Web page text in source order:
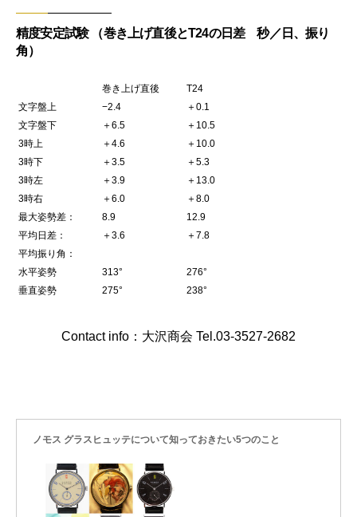
精度安定試験 （巻き上げ直後とT24の日差 秒／日、振り
角）
巻き上げ直後
T24
文字盤上
−2.4
＋0.1
文字盤下
＋6.5
＋10.5
3時上
＋4.6
＋10.0
3時下
＋3.5
＋5.3
3時左
＋3.9
＋13.0
3時右
＋6.0
＋8.0
最大姿勢差：
8.9
12.9
平均日差：
＋3.6
＋7.8
平均振り角：
水平姿勢
313°
276°
垂直姿勢
275° 238°
Contact info：大沢商会 Tel.03-3527-2682
ノモス グラスヒュッテについて知っておきたい5つのこと